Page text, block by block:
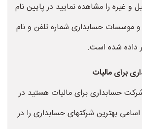
و غیره را مشاهده نمایید در پایین نام
موسسات حسابداری شماره تلفن و نام
داده شده است.
برای مالیات
شرکت حسابداری برای مالیات هستید در
بهترین شرکتهای حسابداری را در